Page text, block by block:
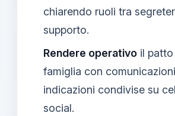
chiarendo ruoli tra
supporto.
Rendere operativo il
famiglia con
indicazioni condivise su
social.